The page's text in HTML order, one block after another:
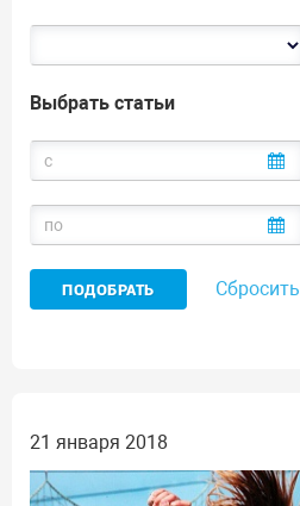
Выбрать статьи
Сбросить
21 января 2018